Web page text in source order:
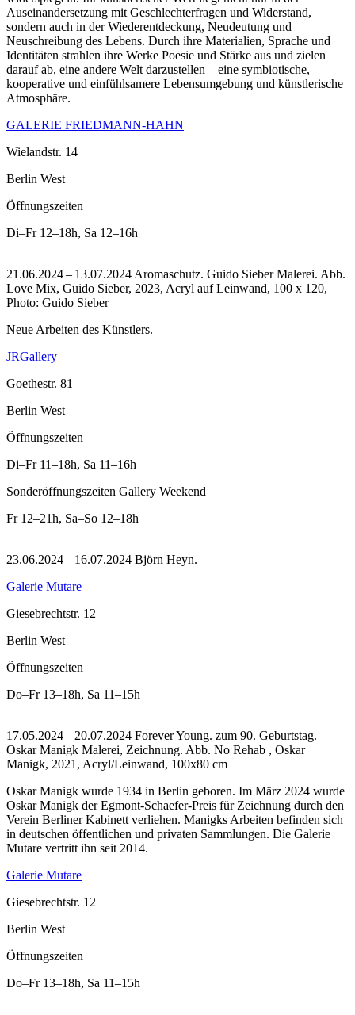
Auseinandersetzung mit Geschlechterfragen und Widerstand,
sondern auch in der Wiederentdeckung, Neudeutung und
Neuschreibung des Lebens. Durch ihre Materialien, Sprache und
Identitäten strahlen ihre Werke Poesie und Stärke aus und zielen
darauf ab, eine andere Welt darzustellen – eine symbiotische,
kooperative und einfühlsamere Lebensumgebung und künstlerische
Atmosphäre.
GALERIE FRIEDMANN-HAHN
Wielandstr. 14
Berlin West
Öffnungszeiten
Di–Fr 12–18h, Sa 12–16h
21.06.2024 – 13.07.2024 Aromaschutz. Guido Sieber Malerei. Abb.
Love Mix, Guido Sieber, 2023, Acryl auf Leinwand, 100 x 120,
Photo: Guido Sieber
Neue Arbeiten des Künstlers.
JRGallery
Goethestr. 81
Berlin West
Öffnungszeiten
Di–Fr 11–18h, Sa 11–16h
Sonderöffnungszeiten Gallery Weekend
Fr 12–21h, Sa–So 12–18h
23.06.2024 – 16.07.2024 Björn Heyn.
Galerie Mutare
Giesebrechtstr. 12
Berlin West
Öffnungszeiten
Do–Fr 13–18h, Sa 11–15h
17.05.2024 – 20.07.2024 Forever Young. zum 90. Geburtstag.
Oskar Manigk Malerei, Zeichnung. Abb. No Rehab , Oskar
Manigk, 2021, Acryl/Leinwand, 100x80 cm
Oskar Manigk wurde 1934 in Berlin geboren. Im März 2024 wurde
Oskar Manigk der Egmont-Schaefer-Preis für Zeichnung durch den
Verein Berliner Kabinett verliehen. Manigks Arbeiten befinden sich
in deutschen öffentlichen und privaten Sammlungen. Die Galerie
Mutare vertritt ihn seit 2014.
Galerie Mutare
Giesebrechtstr. 12
Berlin West
Öffnungszeiten
Do–Fr 13–18h, Sa 11–15h